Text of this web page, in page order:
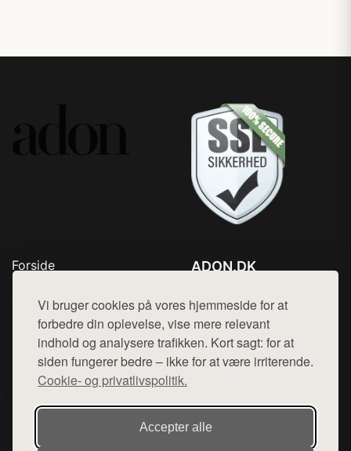
Vi bruger cookies på vores hjemmeside for at
forbedre din oplevelse, vise mere relevant
indhold og analysere trafikken. Kort sagt: for at
siden fungerer bedre – ikke for at være irriterende.
Cookie- og privatlivspolitik.
Accepter alle
Forside
Top Rabatter
Kontakt
ADON.DK
Mail: hej@want.dk
Cookie- og privatlivspolitik
Denne side er en del af want.dk, der udgiver en række
hjemmesider med præsentation af forskellige produkter fra